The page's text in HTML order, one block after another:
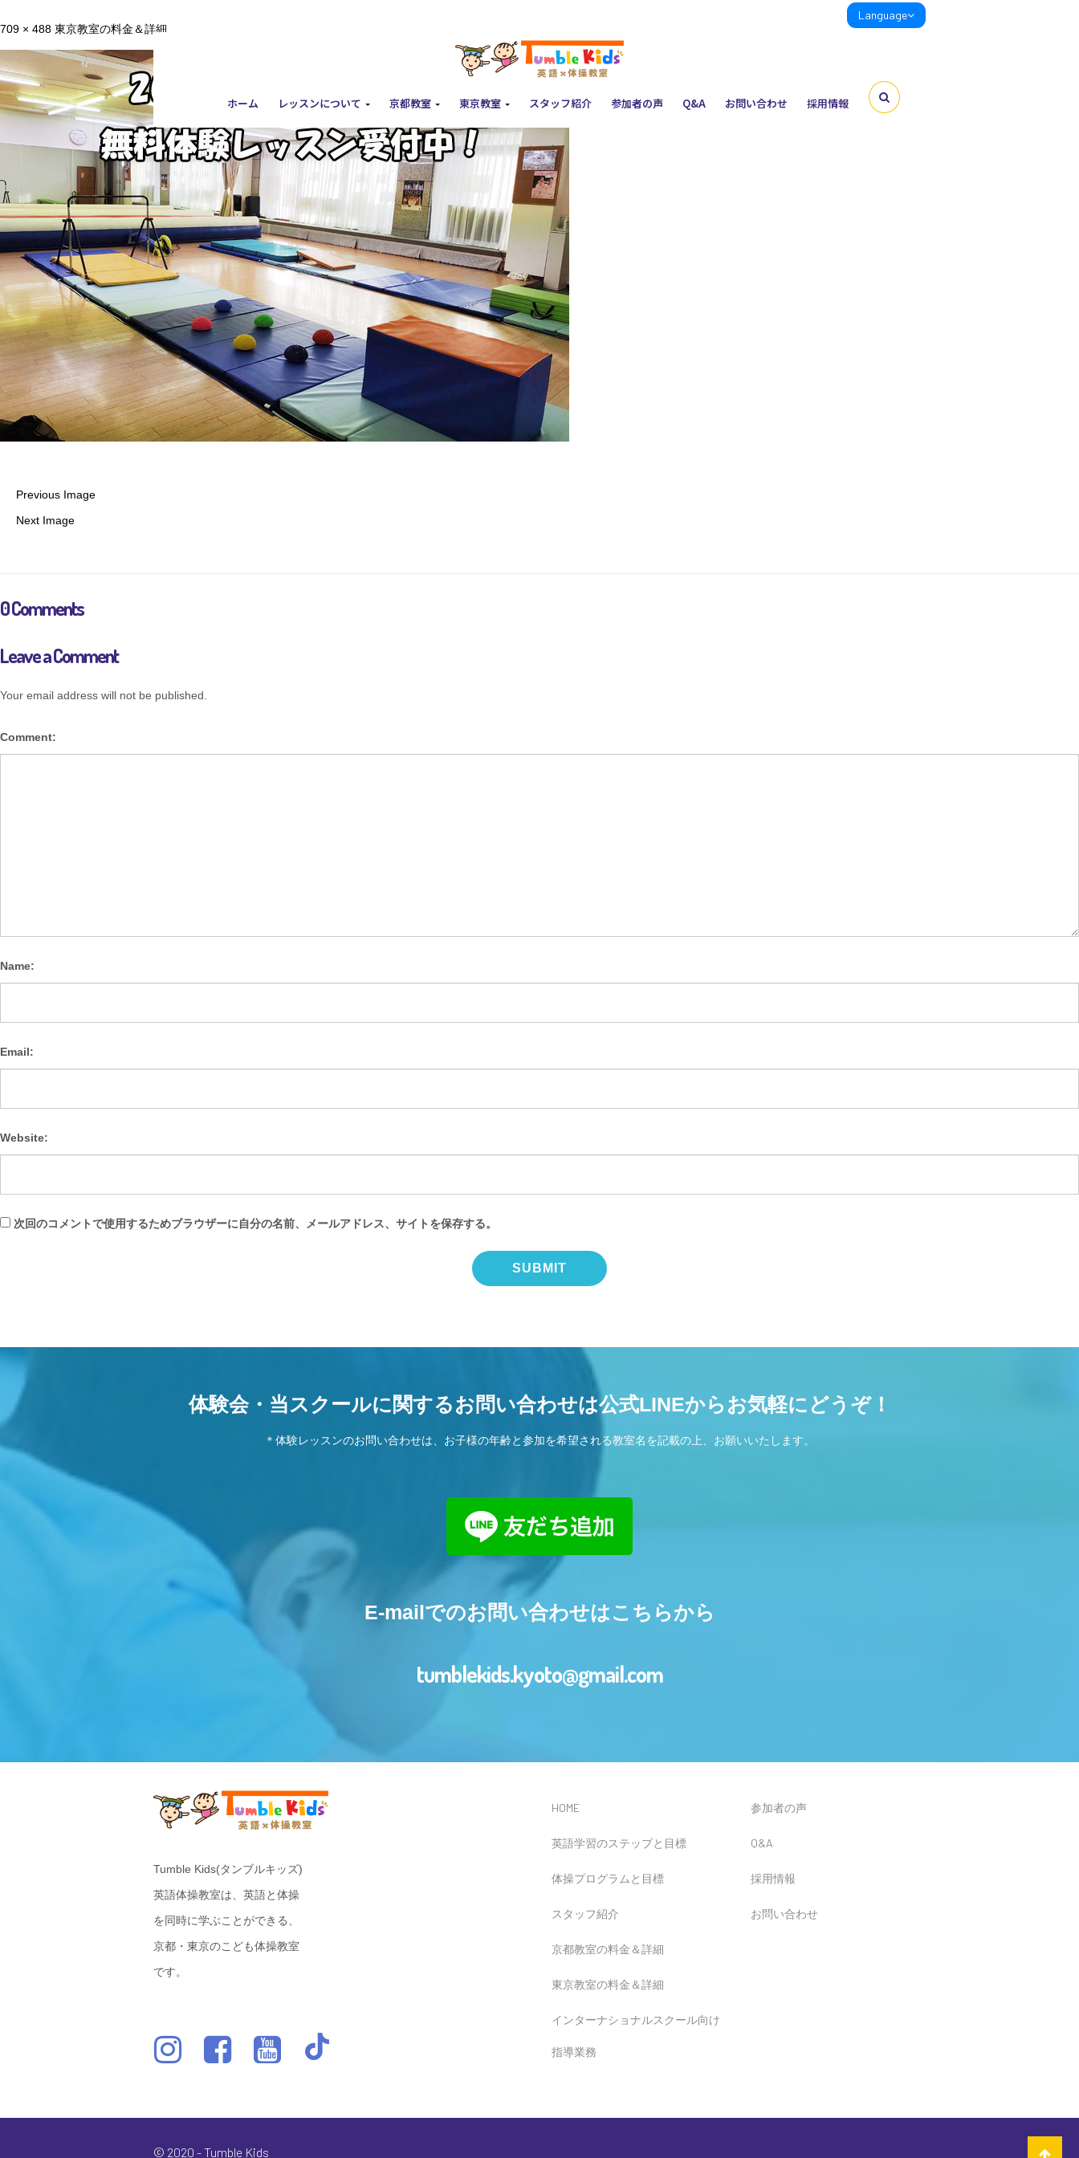
Language
ホーム レッスンについて 京都教室 東京教室 スタッフ紹介 参加者の声 Q&A お問い合わせ 採用情報
709 × 488 東京教室の料金＆詳細
Previous Image
Next Image
0 Comments
Leave a Comment
Your email address will not be published.
Comment:
Name:
Email:
Website:
次回のコメントで使用するためブラウザーに自分の名前、メールアドレス、サイトを保存する。
体験会・当スクールに関するお問い合わせは公式LINEからお気軽にどうぞ！
＊体験レッスンのお問い合わせは、お子様の年齢と参加を希望される教室名を記載の上、お願いいたします。
E-mailでのお問い合わせはこちらから
tumblekids.kyoto@gmail.com
Tumble Kids(タンブルキッズ)
英語体操教室は、英語と体操
を同時に学ぶことができる、
京都・東京のこども体操教室
です。
HOME
英語学習のステップと目標
体操プログラムと目標
スタッフ紹介
京都教室の料金＆詳細
東京教室の料金＆詳細
インターナショナルスクール向け
指導業務
参加者の声
Q&A
採用情報
お問い合わせ
© 2020 - Tumble Kids